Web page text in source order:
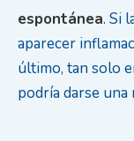
espontánea. Si
aparecer
último, tan solo
podría darse una